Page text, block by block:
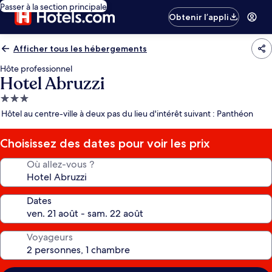
Passer à la section principale
Obtenir l’appli
Afficher tous les hébergements
Hôte professionnel
Hotel Abruzzi
Hébergement
3.0 étoiles
Hôtel au centre-ville à deux pas du lieu d'intérêt suivant : Panthéon
Choisissez des dates pour voir les prix
Où allez-vous ?
Dates
Voyageurs